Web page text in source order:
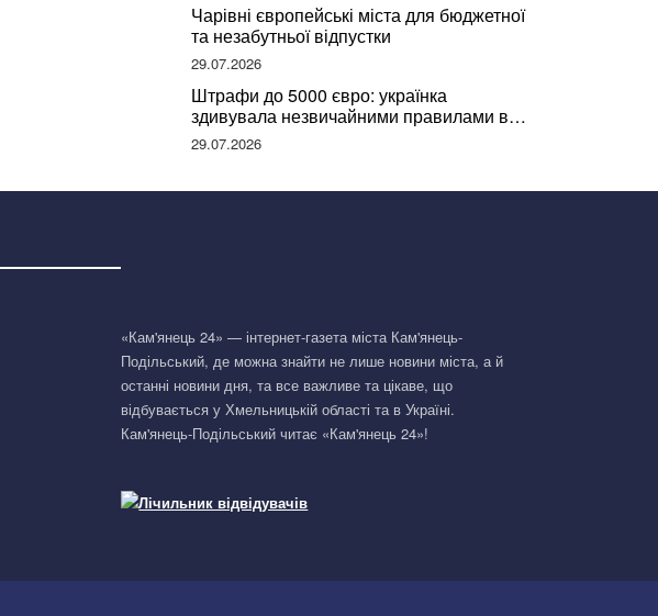
Чарівні європейські міста для бюджетної
та незабутньої відпустки
29.07.2026
Штрафи до 5000 євро: українка
здивувала незвичайними правилами в
Німеччині та поділилася правдою
29.07.2026
«Кам'янець 24» — інтернет-газета міста Кам'янець-
Подільський, де можна знайти не лише новини міста, а й
останні новини дня, та все важливе та цікаве, що
відбувається у Хмельницькій області та в Україні.
Кам'янець-Подільський читає «Кам'янець 24»!